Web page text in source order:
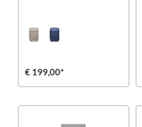
€ 199,00*